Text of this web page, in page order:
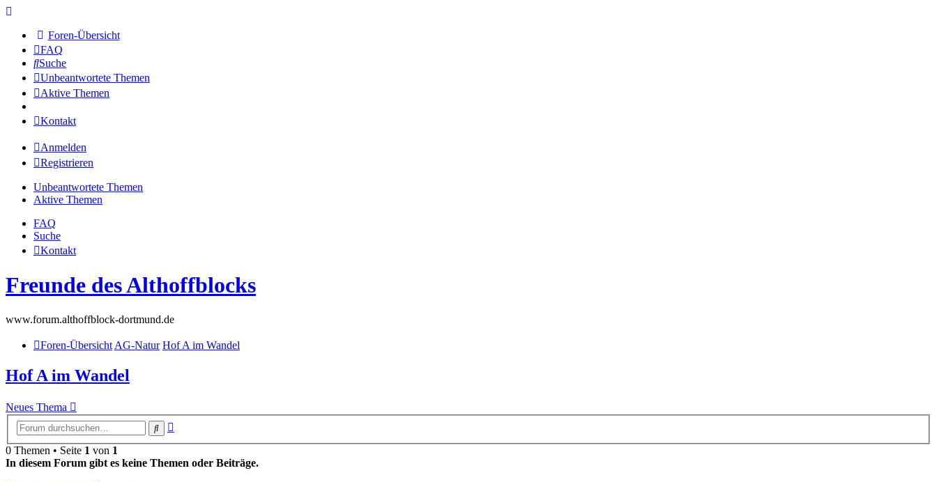
Foren-Übersicht
FAQ
Suche
Unbeantwortete Themen
Aktive Themen
Kontakt
Anmelden
Registrieren
Unbeantwortete Themen
Aktive Themen
FAQ
Suche
Kontakt
Freunde des Althoffblocks
www.forum.althoffblock-dortmund.de
Foren-Übersicht AG-Natur Hof A im Wandel
Hof A im Wandel
Neues Thema
Suche
0 Themen • Seite 1 von 1
In diesem Forum gibt es keine Themen oder Beiträge.